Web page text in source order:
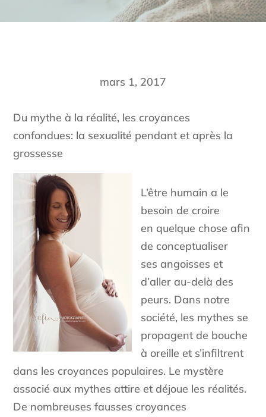
mars 1, 2017
Du mythe à la réalité, les croyances
confondues: la sexualité pendant et après la
grossesse
L’être humain a le
besoin de croire
en quelque chose afin
de conceptualiser
ses angoisses et
d’aller au-delà des
peurs. Dans notre
société, les mythes se
propagent de bouche
à oreille et s’infiltrent
dans les croyances populaires. Le mystère
associé aux mythes attire et déjoue les réalités.
De nombreuses fausses croyances